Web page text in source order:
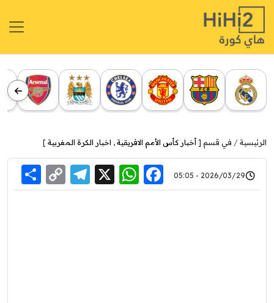
الرئيسية في قسم [ أخبار كأس الأمم الافريقية , اخبار الكرة المغربية ]
2026/03/29 - 05:05
Facebook
WhatsApp
X
Link